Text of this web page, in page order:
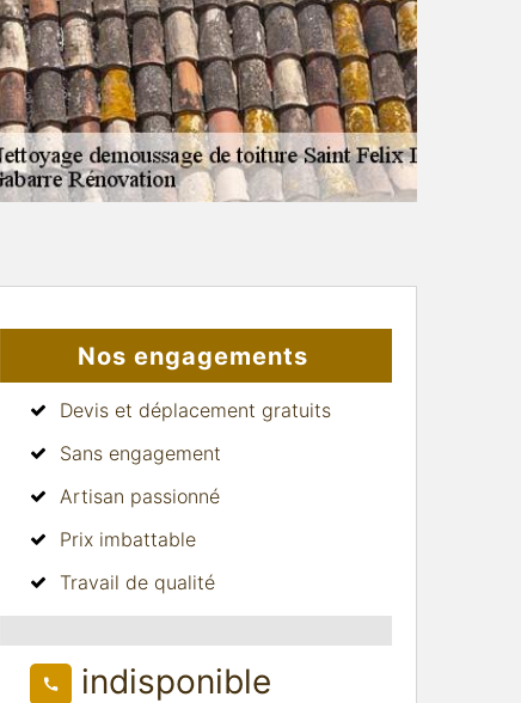
Nos engagements
Devis et déplacement gratuits
Sans engagement
Artisan passionné
Prix imbattable
Travail de qualité
indisponible